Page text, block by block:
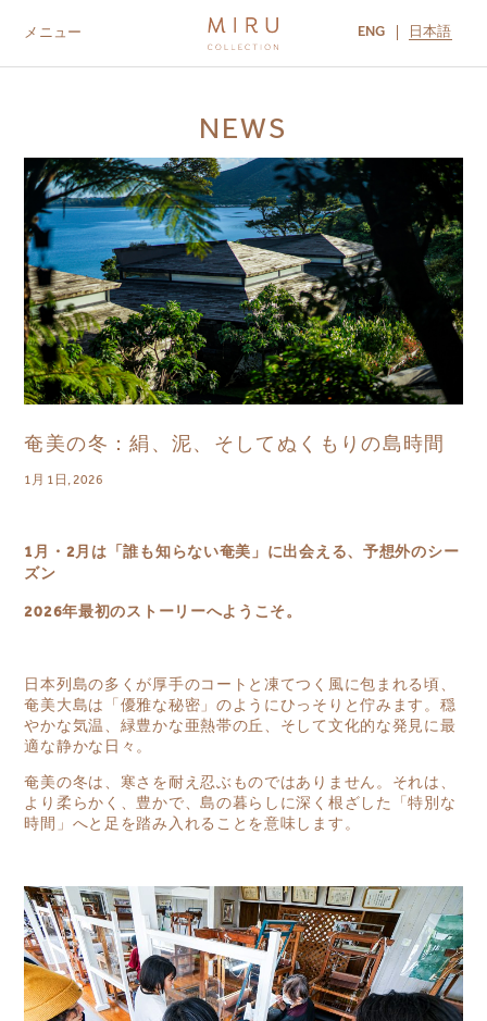
メニュー ENG 日本語
MIRU KYOTO MIRU AMAMI
NEWS
奄美の冬：絹、泥、そしてぬくもりの島時間
1月 1日, 2026
1月・2月は「誰も知らない奄美」に出会える、予想外のシー
ズン
2026年最初のストーリーへようこそ。
日本列島の多くが厚手のコートと凍てつく風に包まれる頃、
奄美大島は「優雅な秘密」のようにひっそりと佇みます。穏
やかな気温、緑豊かな亜熱帯の丘、そして文化的な発見に最
適な静かな日々。
奄美の冬は、寒さを耐え忍ぶものではありません。それは、
より柔らかく、豊かで、島の暮らしに深く根ざした「特別な
時間」へと足を踏み入れることを意味します。